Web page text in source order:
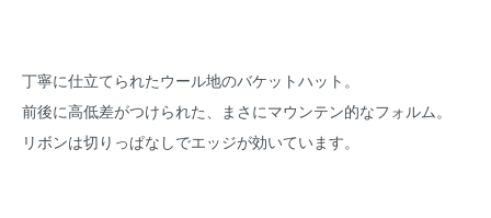
丁寧に仕立てられたウール地のバケットハット。
前後に高低差がつけられた、まさにマウンテン的なフォルム。
リボンは切りっぱなしでエッジが効いています。